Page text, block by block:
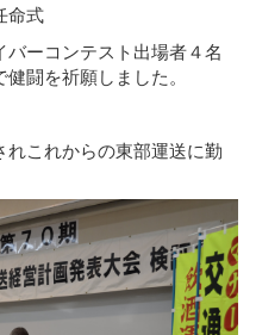
命式
バーコンテスト出場者４名
闘を祈願しました。
これからの東部運送に勤